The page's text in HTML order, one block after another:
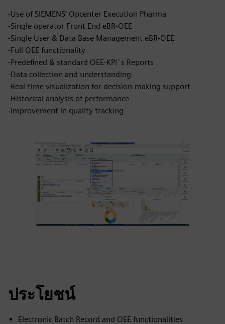
-Use of SIEMENS’ Opcenter Execution Pharma
-Single operator Front End eBR-OEE
-Single User & Data Base Management eBR-OEE
-Full OEE functionality
-Predefined & standard OEE-KPI`s Reports
-Data collection and understanding
-Real-time visualization for decision-making support
-Historical analysis of performance
-Improvement in quality tracking
ประโยชน์
Electronic Batch Record and OEE functionalities